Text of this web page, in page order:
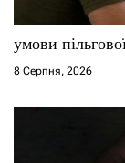
умови
8 Серпня, 2026